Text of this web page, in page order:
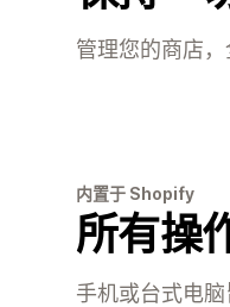
管理您的商店，
内置于 Shopify
所有操
手机或台式电脑